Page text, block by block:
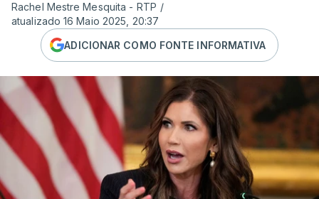
Rachel Mestre Mesquita - RTP /
atualizado 16 Maio 2025, 20:37
ADICIONAR COMO FONTE INFORMATIVA